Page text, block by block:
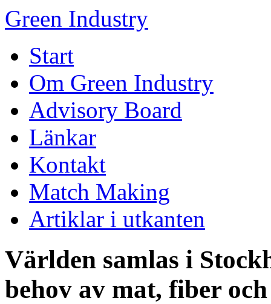
Green Industry
Start
Om Green Industry
Advisory Board
Länkar
Kontakt
Match Making
Artiklar i utkanten
Världen samlas i
behov av mat, fiber